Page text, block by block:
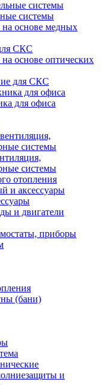
системы
основе медных
СКС
основе оптических
для СКС
для офиса
системы
отопления
и аксессуары
и двигатели
приборы
(бани)